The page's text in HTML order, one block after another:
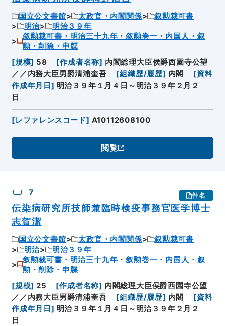
国立公文書館 太政官・内閣関係
叙勲裁可書
明治
明治３９年
叙勲裁可書・明治三十九年・叙勲巻一・内国人・叙
勲・削除・申牒
[規模] 58 [作成者名称] 内閣総理大臣侯爵西園寺公望
／／内務大臣男爵清浦奎吾
[組織歴/履歴] 内閣 [資料
作成年月日 ] 明治３９年１月４日～明治３９年２月２
日
[レファレンスコード] A10112608100
閲覧
7 件名
伝染病研究所技師兼臨時検疫事務官医学博士
志賀潔
国立公文書館 太政官・内閣関係
叙勲裁可書
明治
明治３９年
叙勲裁可書・明治三十九年・叙勲巻一・内国人・叙
勲・削除・申牒
[規模] 25 [作成者名称] 内閣総理大臣侯爵西園寺公望
／／内務大臣男爵清浦奎吾
[組織歴/履歴] 内閣 [資料
作成年月日 ] 明治３９年１月４日～明治３９年２月２
日